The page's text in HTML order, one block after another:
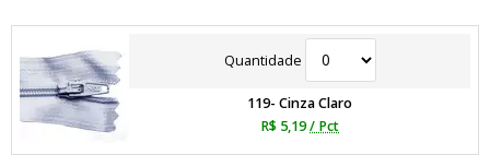
Quantidade
119- Cinza Claro
R$ 5,19/ Pct